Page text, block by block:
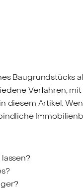
Baugrundstücks
Verfahren,
diesem Artikel.